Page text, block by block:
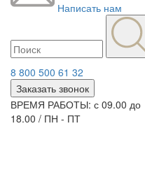
Написать нам
8 800 500 61 32
Заказать звонок
ВРЕМЯ РАБОТЫ: с 09.00 до
18.00 / ПН - ПТ